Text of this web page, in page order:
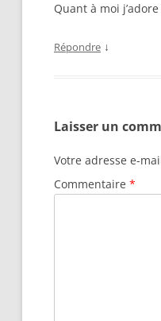
Quant à moi
Répondre ↓
Laisser un
Votre adresse e-
Commentaire *